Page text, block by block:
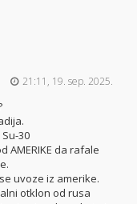
21:11, 19. sep. 2025.
Su-30
AMERIKE da rafale
uvoze iz amerike.
otklon od rusa